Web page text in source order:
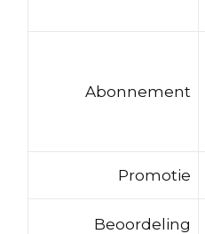
Abonnement
Promotie
Beoordeling